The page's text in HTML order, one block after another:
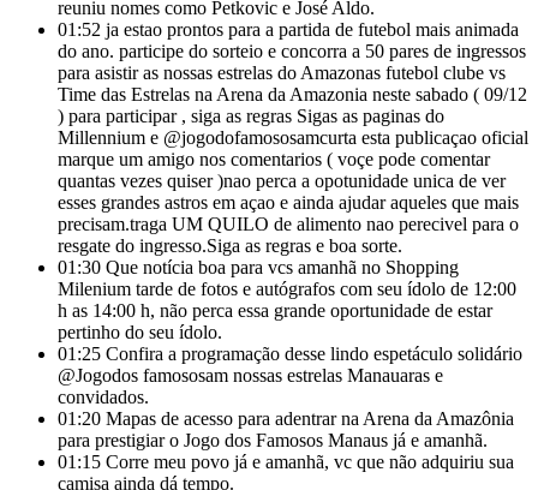
reuniu nomes como Petkovic e José Aldo.
01:52 ja estao prontos para a partida de futebol mais animada
do ano. participe do sorteio e concorra a 50 pares de ingressos
para asistir as nossas estrelas do Amazonas futebol clube vs
Time das Estrelas na Arena da Amazonia neste sabado ( 09/12
) para participar , siga as regras Sigas as paginas do
Millennium e @jogodofamososamcurta esta publicaçao oficial
marque um amigo nos comentarios ( voçe pode comentar
quantas vezes quiser )nao perca a opotunidade unica de ver
esses grandes astros em açao e ainda ajudar aqueles que mais
precisam.traga UM QUILO de alimento nao perecivel para o
resgate do ingresso.Siga as regras e boa sorte.
01:30 Que notícia boa para vcs amanhã no Shopping
Milenium tarde de fotos e autógrafos com seu ídolo de 12:00
h as 14:00 h, não perca essa grande oportunidade de estar
pertinho do seu ídolo.
01:25 Confira a programação desse lindo espetáculo solidário
@Jogodos famososam nossas estrelas Manauaras e
convidados.
01:20 Mapas de acesso para adentrar na Arena da Amazônia
para prestigiar o Jogo dos Famosos Manaus já e amanhã.
01:15 Corre meu povo já e amanhã, vc que não adquiriu sua
camisa ainda dá tempo.